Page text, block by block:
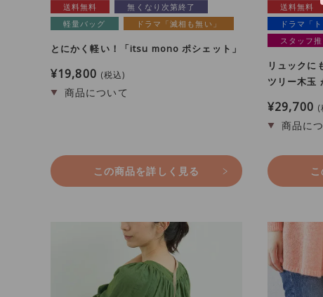
送料無料
無くなり次第終了
軽量バッグ
ドラマ「滅相も無い」
とにかく軽い！「itsu mono ポシェット」
¥19,800 税込
この商品を詳しく見る
送料無料
ドラマ「
スタッフ
リュックに
ツリー木玉
¥29,700